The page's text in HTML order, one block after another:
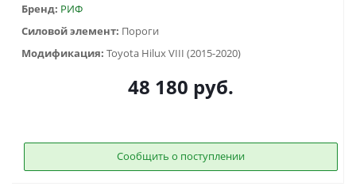
Бренд: РИФ
Силовой элемент: Пороги
Модификация: Toyota Hilux VIII (2015-2020)
48 180 руб.
Сообщить о поступлении